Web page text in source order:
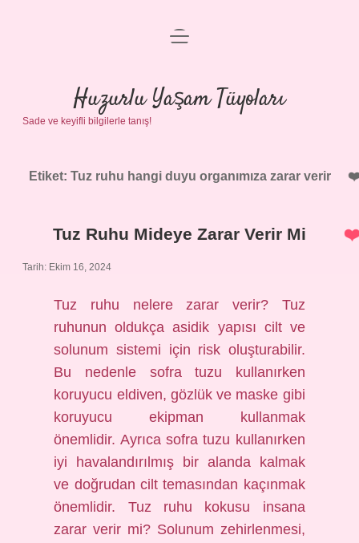
Anasayfa
Gizlilik Politikası
Yasal Uyarı
menüyü
Huzurlu Yaşam Tüyoları
Sade ve keyifli bilgilerle tanış!
Etiket: Tuz ruhu hangi duyu organımıza zarar verir
Tuz Ruhu Mideye Zarar Verir Mi
Tarih: Ekim 16, 2024
Tuz ruhu nelere zarar verir? Tuz
ruhunun oldukça asidik yapısı cilt ve
solunum sistemi için risk oluşturabilir.
Bu nedenle sofra tuzu kullanırken
koruyucu eldiven, gözlük ve maske gibi
koruyucu ekipman kullanmak
önemlidir. Ayrıca sofra tuzu kullanırken
iyi havalandırılmış bir alanda kalmak
ve doğrudan cilt temasından kaçınmak
önemlidir. Tuz ruhu kokusu insana
zarar verir mi? Solunum zehirlenmesi,